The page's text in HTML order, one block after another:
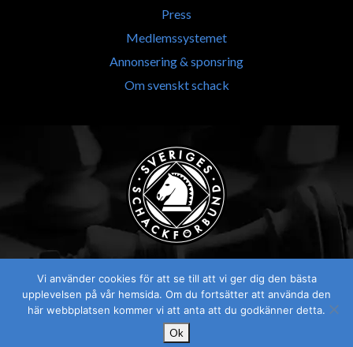
Press
Medlemssystemet
Annonsering & sponsring
Om svenskt schack
Vi använder cookies för att se till att vi ger dig den bästa
upplevelsen på vår hemsida. Om du fortsätter att använda den
här webbplatsen kommer vi att anta att du godkänner detta.
Ok